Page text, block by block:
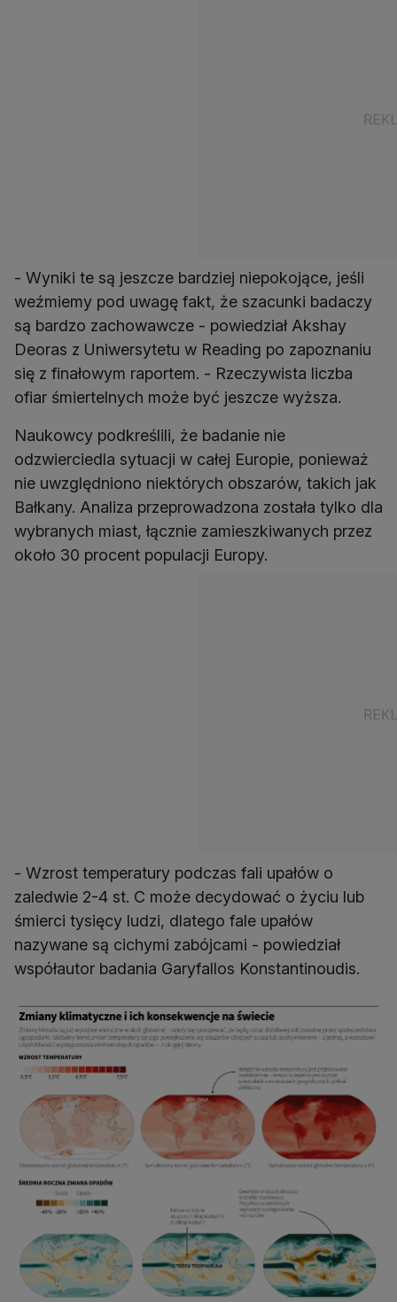
- Wyniki te są jeszcze bardziej niepokojące, jeśli
weźmiemy pod uwagę fakt, że szacunki badaczy
są bardzo zachowawcze - powiedział Akshay
Deoras z Uniwersytetu w Reading po zapoznaniu
się z finałowym raportem. - Rzeczywista liczba
ofiar śmiertelnych może być jeszcze wyższa.
Naukowcy podkreślili, że badanie nie
odzwierciedla sytuacji w całej Europie, ponieważ
nie uwzględniono niektórych obszarów, takich jak
Bałkany. Analiza przeprowadzona została tylko dla
wybranych miast, łącznie zamieszkiwanych przez
około 30 procent populacji Europy.
- Wzrost temperatury podczas fali upałów o
zaledwie 2-4 st. C może decydować o życiu lub
śmierci tysięcy ludzi, dlatego fale upałów
nazywane są cichymi zabójcami - powiedział
współautor badania Garyfallos Konstantinoudis.